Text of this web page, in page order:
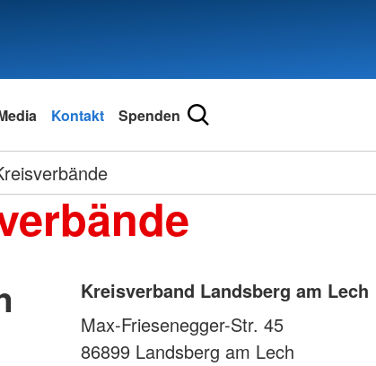
Kontakt Spenden
Kreisverband Landsberg am Lech
Max-Friesenegger-Str. 45
86899 Landsberg am Lech